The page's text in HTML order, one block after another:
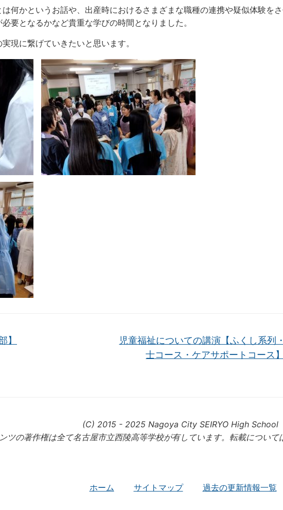
何かというお話や、出産時におけるさまざまな職種の連携や疑似体験を
要となるかなど貴重な学びの時間となりました。
現に繋げていきたいと思います。
】
児童福祉についての講演【ふくし系列
士コース・ケアサポートコース】
(C) 2015 - 2025 Nagoya City SEIRYO High School
ツの著作権は全て名古屋市立西陵高等学校が有しています。転載について
ホーム サイトマップ 過去の更新情報一覧